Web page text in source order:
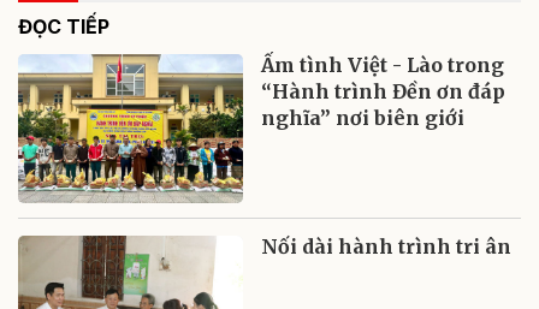
ĐỌC TIẾP
Ấm tình Việt - Lào trong
“Hành trình Đền ơn đáp
nghĩa” nơi biên giới
Nối dài hành trình tri ân